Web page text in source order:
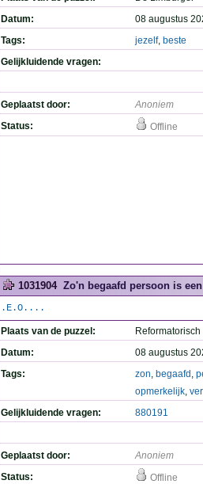
Datum:
08 augustus
Tags:
jezelf, beste
Gelijkluidende vragen:
Geplaatst door:
Anoniem
Status:
Offline
1031904 Zo'n begaafd persoon is
.E.O....
Plaats van de puzzel:
Datum:
08 augustus
Tags:
zon, begaafd ,
opmerkelijk,
Gelijkluidende vragen:
880191
Geplaatst door:
Anoniem
Status:
Offline